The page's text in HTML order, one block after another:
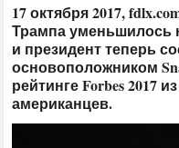
17 октября 2017,
Трампа уменьшилось
и президент теперь
основоположником
рейтинге Forbes 2017
американцев.